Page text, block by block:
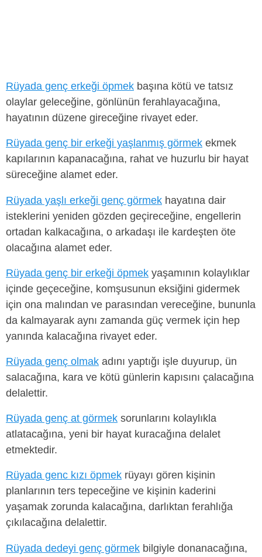
Rüyada genç erkeği öpmek başına kötü ve tatsız
olaylar geleceğine, gönlünün ferahlayacağına,
hayatının düzene gireceğine rivayet eder.
Rüyada genç bir erkeği yaşlanmış görmek ekmek
kapılarının kapanacağına, rahat ve huzurlu bir hayat
süreceğine alamet eder.
Rüyada yaşlı erkeği genç görmek hayatına dair
isteklerini yeniden gözden geçireceğine, engellerin
ortadan kalkacağına, o arkadaşı ile kardeşten öte
olacağına alamet eder.
Rüyada genç bir erkeği öpmek yaşamının kolaylıklar
içinde geçeceğine, komşusunun eksiğini gidermek
için ona malından ve parasından vereceğine, bununla
da kalmayarak aynı zamanda güç vermek için hep
yanında kalacağına rivayet eder.
Rüyada genç olmak adını yaptığı işle duyurup, ün
salacağına, kara ve kötü günlerin kapısını çalacağına
delalettir.
Rüyada genç at görmek sorunlarını kolaylıkla
atlatacağına, yeni bir hayat kuracağına delalet
etmektedir.
Rüyada genc kızı öpmek rüyayı gören kişinin
planlarının ters tepeceğine ve kişinin kaderini
yaşamak zorunda kalacağına, darlıktan ferahlığa
çıkılacağına delalettir.
Rüyada dedeyi genç görmek bilgiyle donanacağına,